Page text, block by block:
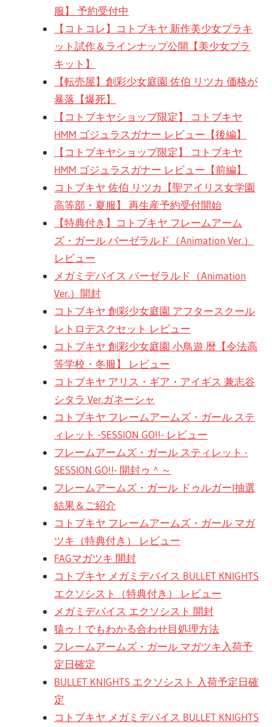
服】 予約受付中
【コトコレ】コトブキヤ 新作美少女プラキ
ット試作＆ラインナップ公開【美少女プラ
キット】
【転売屋】創彩少女庭園 佐伯 リツカ 価格が
暴落【爆死】
【コトブキヤショップ限定】 コトブキヤ
HMM ゴジュラスガナー レビュー【後編】
【コトブキヤショップ限定】 コトブキヤ
HMM ゴジュラスガナー レビュー【前編】
コトブキヤ 佐伯 リツカ【聖アイリス女学園
高等部・夏服】 再生産予約受付開始
【特典付き】コトブキヤ フレームアーム
ズ・ガール バーゼラルド（Animation Ver.）
レビュー
メガミデバイス バーゼラルド（Animation
Ver.）開封
コトブキヤ 創彩少女庭園 アフタースクール
レトロデスクセット レビュー
コトブキヤ 創彩少女庭園 小鳥遊 暦【令法高
等学校・冬服】 レビュー
コトブキヤ アリス・ギア・アイギス 兼志谷
シタラ Ver.ガネーシャ
コトブキヤ フレームアームズ・ガール ステ
ィレット -SESSION GO!!- レビュー
フレームアームズ・ガール スティレット -
SESSION GO!!- 開封ゥ＾～
フレームアームズ・ガール ドゥルガーI抽選
結果＆ご紹介
コトブキヤ フレームアームズ・ガール マガ
ツキ（特典付き） レビュー
FAGマガツキ 開封
コトブキヤ メガミデバイス BULLET KNIGHTS
エクソシスト（特典付き） レビュー
メガミデバイス エクソシスト 開封
猿ゥ！でもわかる合わせ目処理方法
フレームアームズ・ガール マガツキ入荷予
定日確定
BULLET KNIGHTS エクソシスト 入荷予定日確
定
コトブキヤ メガミデバイス BULLET KNIGHTS